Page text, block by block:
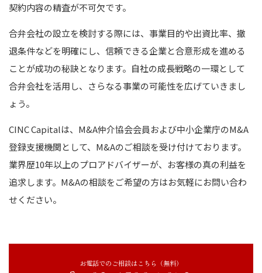
契約内容の精査が不可欠です。
合弁会社の設立を検討する際には、事業目的や出資比率、撤
退条件などを明確にし、信頼できる企業と合意形成を進める
ことが成功の秘訣となります。自社の成長戦略の一環として
合弁会社を活用し、さらなる事業の可能性を広げていきまし
ょう。
CINC Capitalは、M&A仲介協会会員および中小企業庁のM&A
登録支援機関として、M&Aのご相談を受け付けております。
業界歴10年以上のプロアドバイザーが、お客様の真の利益を
追求します。M&Aの相談をご希望の方はお気軽にお問い合わ
せください。
お電話でのご相談はこちら（無料）